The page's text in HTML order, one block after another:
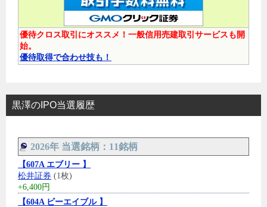
優待クロス取引にオススメ！一般信用売建取引サービスも開
始。
優待取得で合わせ技も！
黒澤のIPO当選履歴
2026年 当選銘柄：11銘柄
【607A エブリー 】
松井証券 (1枚)
+6,400円
【604A ビーエイブル 】